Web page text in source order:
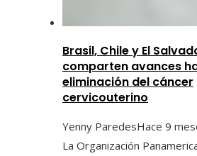
Brasil, Chile y El
comparten avances
eliminación del cáncer
cervicouterino
Yenny ParedesHace 9
La Organización